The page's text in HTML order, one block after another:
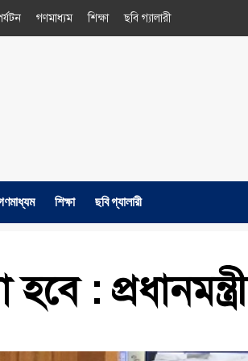
গণমাধ্যম শিক্ষা ছবি গ্যালারী
শিক্ষা ছবি গ্যালারী
: প্রধানমন্ত্রী